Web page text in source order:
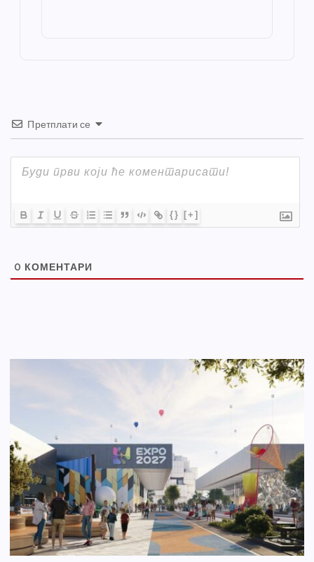
Претплати се
{} [+]
0 КОМЕНТАРИ